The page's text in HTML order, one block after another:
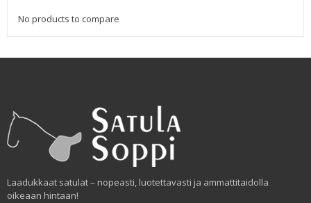
No products to compare
Laadukkaat satulat – nopeasti, luotettavasti ja ammattitaidolla
oikeaan hintaan!